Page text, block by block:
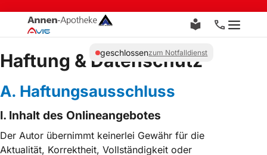
springen
Menü
geschlossenzum Notfalldienst
Haftung & Datenschutz
A. Haftungsausschluss
I. Inhalt des Onlineangebotes
Der Autor übernimmt keinerlei Gewähr für die
Aktualität, Korrektheit, Vollständigkeit oder